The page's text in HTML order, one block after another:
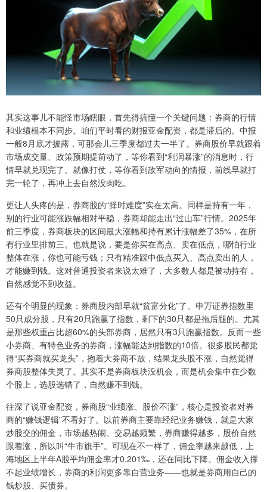
其实这事儿不能怪市场瞎眼，首先得搞懂一个关键问题：券商的行情
和业绩根本不同步。咱们平时看的财报亚金配资，都是滞后的。中报
一般8月底才披露，可那会儿三季度都过去一半了。券商股价早就跟着
市场成交量、政策预期提前动了，等你看到“利润暴涨”的消息时，行
情早就兑现完了。就像打仗，等你看到敌军动向的情报，前线早就打
完一轮了，再冲上去自然没肉吃。
更让人头疼的是，券商股的“择时难度”实在太高。同样是持有一年，
别的行业可能涨跌幅相对平稳，券商却能走出“过山车”行情。2025年
前三季度，券商板块的区间最大涨幅和持有累计涨幅差了35%，在所
有行业里排前三。也就是说，要是你买在高点、卖在低点，哪怕行业
整体在涨，你也可能亏钱；只有精准踩中低点买入、高点卖出的人，
才能赚到钱。这对普通投资者来说太难了，大多数人都是被动持有，
自然感觉不到收益。
还有个明显的现象：券商股内部早就“贫富分化”了。申万证券指数里
50只成分股，只有20只跑赢了指数，剩下的30只都是拖后腿的。尤其
是那些权重占比超60%的头部券商，居然只有3只跑赢指数。反而一些
小券商、有特色业务的券商，涨幅能达到指数的10倍。很多股民都觉
得“买券商就买龙头”，抱着大券商不放，结果龙头股不涨，自然觉得
券商股整体失灵了。其实不是券商板块没机会，而是机会集中在少数
个股上，选股选错了，自然赚不到钱。
往深了说亚金配资，券商股“业绩涨、股价不涨”，核心是投资者对券
商的“赚钱逻辑”不看好了。以前券商主要靠经纪业务赚钱，就是大家
炒股交的佣金，市场越热闹、交易越频繁，券商赚得越多，股价自然
跟着涨，所以叫“牛市旗手”。可现在不一样了，佣金率越来越低，上
海地区上半年A股平均佣金率才0.201‰，还在同比下降。佣金收入撑
不起业绩增长，券商的利润更多靠自营业务——也就是券商用自己的
钱炒股、买债券。